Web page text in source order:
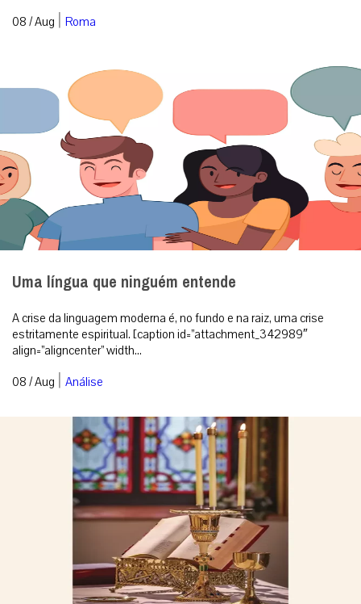
08 / Aug | Roma
Uma língua que ninguém entende
A crise da linguagem moderna é, no fundo e na raiz, uma crise
estritamente espiritual. [caption id=”attachment_342989″
align=”aligncenter” width...
08 / Aug | Análise